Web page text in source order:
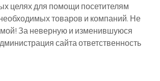
целях для помощи посетителям
товаров и компаний. Не
За неверную и изменившуюся
сайта ответственность